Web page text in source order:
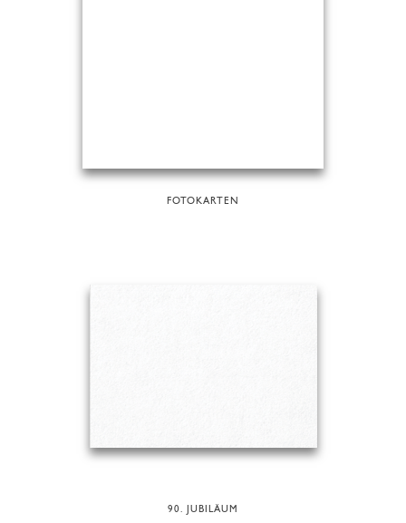
FOTOKARTEN
90. JUBILÄUM